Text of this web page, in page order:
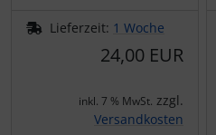
Lieferzeit: 1 Woche
24,00 EUR
inkl. 7 % MwSt. zzgl.
Versandkosten
Tapes und Tuning
Transponder